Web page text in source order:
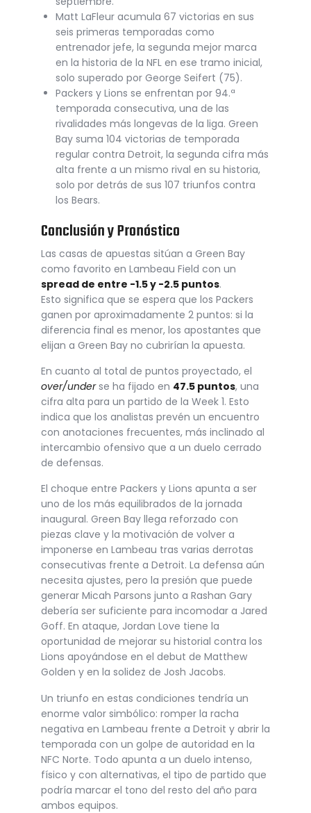
Matt LaFleur acumula 67 victorias en sus
seis primeras temporadas como
entrenador jefe, la segunda mejor marca
en la historia de la NFL en ese tramo inicial,
solo superado por George Seifert (75).
Packers y Lions se enfrentan por 94.ª
temporada consecutiva, una de las
rivalidades más longevas de la liga. Green
Bay suma 104 victorias de temporada
regular contra Detroit, la segunda cifra más
alta frente a un mismo rival en su historia,
solo por detrás de sus 107 triunfos contra
los Bears.
Conclusión y Pronóstico
Las casas de apuestas sitúan a Green Bay
como favorito en Lambeau Field con un
spread de entre -1.5 y -2.5 puntos.
Esto significa que se espera que los Packers
ganen por aproximadamente 2 puntos: si la
diferencia final es menor, los apostantes que
elijan a Green Bay no cubrirían la apuesta.
En cuanto al total de puntos proyectado, el
over/underse ha fijado en 47.5 puntos, una
cifra alta para un partido de la Week 1. Esto
indica que los analistas prevén un encuentro
con anotaciones frecuentes, más inclinado al
intercambio ofensivo que a un duelo cerrado
de defensas.
El choque entre Packers y Lions apunta a ser
uno de los más equilibrados de la jornada
inaugural. Green Bay llega reforzado con
piezas clave y la motivación de volver a
imponerse en Lambeau tras varias derrotas
consecutivas frente a Detroit. La defensa aún
necesita ajustes, pero la presión que puede
generar Micah Parsons junto a Rashan Gary
debería ser suficiente para incomodar a Jared
Goff. En ataque, Jordan Love tiene la
oportunidad de mejorar su historial contra los
Lions apoyándose en el debut de Matthew
Golden y en la solidez de Josh Jacobs.
Un triunfo en estas condiciones tendría un
enorme valor simbólico: romper la racha
negativa en Lambeau frente a Detroit y abrir la
temporada con un golpe de autoridad en la
NFC Norte. Todo apunta a un duelo intenso,
físico y con alternativas, el tipo de partido que
podría marcar el tono del resto del año para
ambos equipos.